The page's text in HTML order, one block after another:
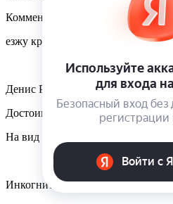
Комментарий
езжу круглый год очень доволен
Денис Р.
Достоинства
На вид - огонь!!! Пока ещё не
Инкогнито 0006